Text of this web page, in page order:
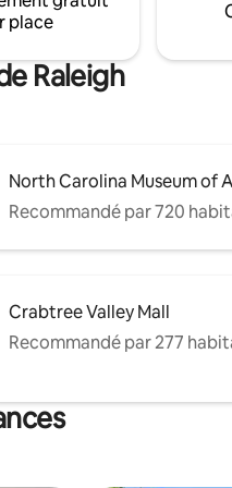
30 $ par animal/
intérieur pour en
place
Raleigh
North Carolina Museum of
Recommandé par 720
Crabtree Valley Mall
Recommandé par 277